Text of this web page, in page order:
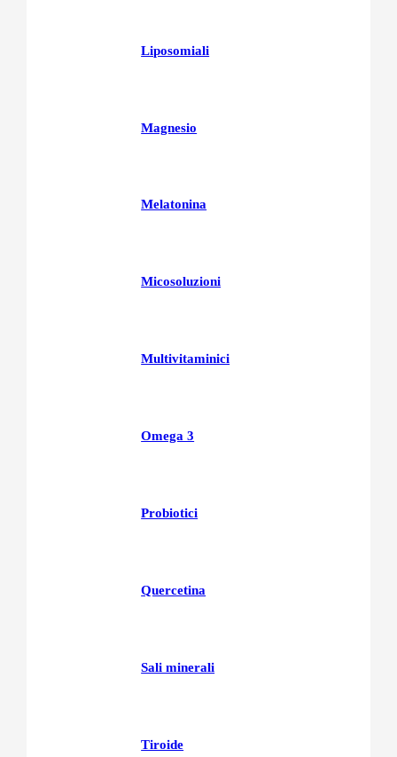
Liposomiali
Magnesio
Melatonina
Micosoluzioni
Multivitaminici
Omega 3
Probiotici
Quercetina
Sali minerali
Tiroide